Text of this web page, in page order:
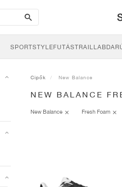
search-
btn
SPORTSTYLEFUTÁSTRAIL
Cipők New Balance
NEW BALANCE
New Balance Fresh Foam